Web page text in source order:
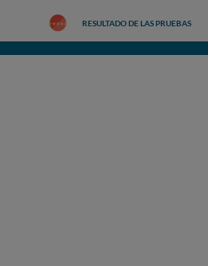
RESULTADO DE LAS PRUEBAS